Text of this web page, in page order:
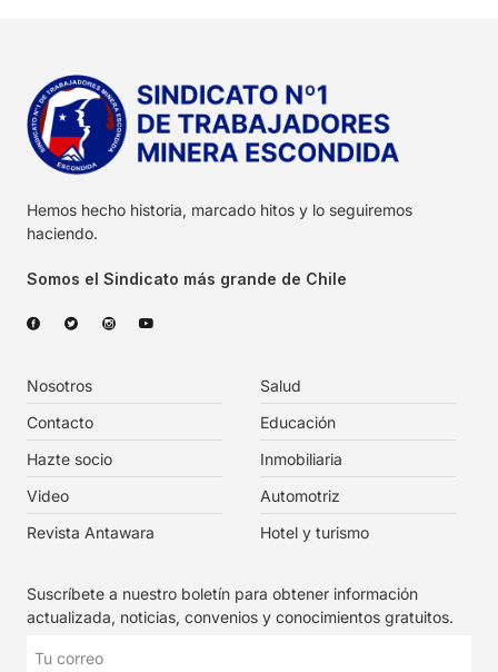
Hemos hecho historia, marcado hitos y lo seguiremos
haciendo.
Somos el Sindicato más grande de Chile
Nosotros
Contacto
Hazte socio
Video
Revista Antawara
Salud
Educación
Inmobiliaria
Automotriz
Hotel y turismo
Suscríbete a nuestro boletín para obtener información
actualizada, noticias, convenios y conocimientos gratuitos.